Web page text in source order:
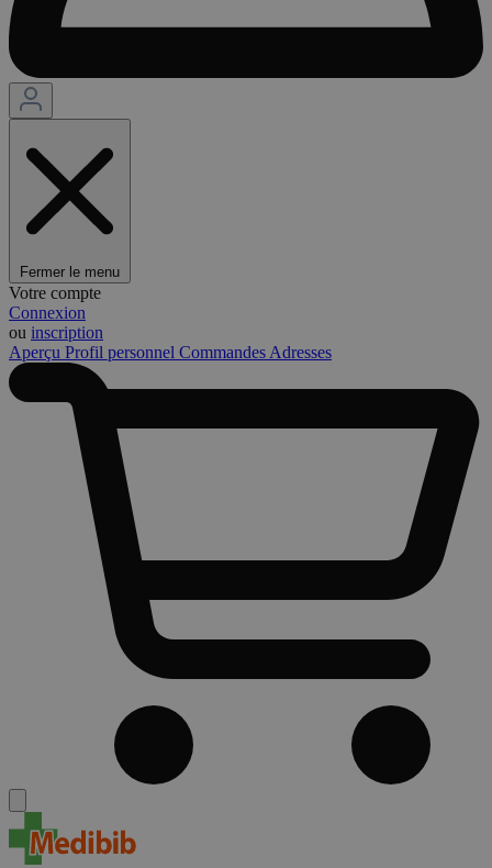
Fermer le menu
Votre compte
Connexion
ou inscription
Aperçu Profil personnel Commandes Adresses